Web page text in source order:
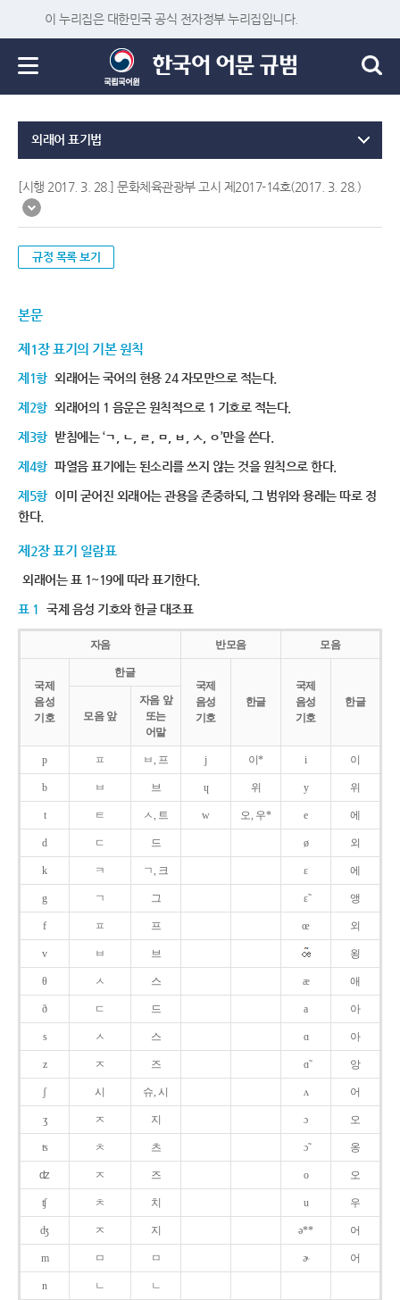
이 누리집은 대한민국 공식 전자정부 누리집입니다.
외래어 표기법
[시행 2017. 3. 28.] 문화체육관광부 고시 제2017-14호(2017. 3. 28.)
규정 목록 보기
본문
제1장 표기의 기본 원칙
제1항 외래어는 국어의 현용 24 자모만으로 적는다.
제2항 외래어의 1 음운은 원칙적으로 1 기호로 적는다.
제3항 받침에는 ‘ㄱ, ㄴ, ㄹ, ㅁ, ㅂ, ㅅ, ㅇ’만을 쓴다.
제4항 파열음 표기에는 된소리를 쓰지 않는 것을 원칙으로 한다.
제5항 이미 굳어진 외래어는 관용을 존중하되, 그 범위와 용례는 따로 정
한다.
제2장 표기 일람표
외래어는 표 1~19에 따라 표기한다.
표 1 국제 음성 기호와 한글 대조표
자음 반모음 모음
국제
음성
기호
한글
국제
음성
기호
한글
국제
음성
기호
한글
모음 앞
자음 앞
또는
어말
p ㅍ ㅂ, 프 j 이* i 이
b ㅂ 브 ɥ 위 y 위
t ㅌ ㅅ, 트 w 오, 우* e 에
d ㄷ 드 ø 외
k ㅋ ㄱ, 크 ɛ 에
g ㄱ 그 ɛ̃ 앵
f ㅍ 프 œ 외
v ㅂ 브 욍
θ ㅅ 스 æ 애
ð ㄷ 드 a 아
s ㅅ 스 ɑ 아
z ㅈ 즈 ɑ̃ 앙
ʃ 시 슈, 시 ʌ 어
ʒ ㅈ 지 ɔ 오
ʦ ㅊ 츠 ɔ̃ 옹
ʣ ㅈ 즈 o 오
ʧ ㅊ 치 u 우
ʤ ㅈ 지 ə** 어
m ㅁ ㅁ ɚ 어
n ㄴ ㄴ